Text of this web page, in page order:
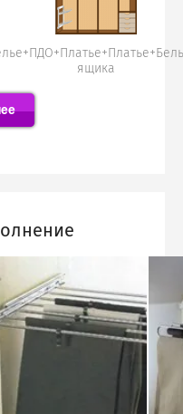
ящика